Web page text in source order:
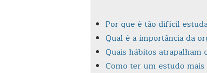
Por que é tão difícil
Qual é a importância da
Quais hábitos atrapalham
Como ter um estudo